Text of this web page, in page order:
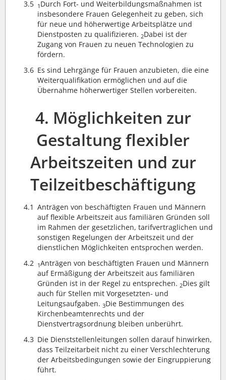
3.5 1 Durch Fort- und Weiterbildungsmaßnahmen ist
insbesondere Frauen Gelegenheit zu geben, sich
für neue und höherwertige Arbeitsplätze und
Dienstposten zu qualifizieren. 2Dabei ist der
Zugang von Frauen zu neuen Technologien zu
fördern.
3.6 Es sind Lehrgänge für Frauen anzubieten, die eine
Weiterqualifikation ermöglichen und auf die
Übernahme höherwertiger Stellen vorbereiten.
4. Möglichkeiten zur
Gestaltung flexibler
Arbeitszeiten und zur
Teilzeitbeschäftigung
4.1 Anträgen von beschäftigten Frauen und Männern
auf flexible Arbeitszeit aus familiären Gründen soll
im Rahmen der gesetzlichen, tarifvertraglichen und
sonstigen Regelungen der Arbeitszeit und der
dienstlichen Möglichkeiten entsprochen werden.
4.2 1Anträgen von beschäftigten Frauen und Männern
auf Ermäßigung der Arbeitszeit aus familiären
Gründen ist in der Regel zu entsprechen. 2Dies gilt
auch für Stellen mit Vorgesetzten- und
Leitungsaufgaben. 3Die Bestimmungen des
Kirchenbeamtenrechts und der
Dienstvertragsordnung bleiben unberührt.
4.3 Die Dienststellenleitungen sollen darauf hinwirken,
dass Teilzeitarbeit nicht zu einer Verschlechterung
der Arbeitsbedingungen sowie der Eingruppierung
führt.